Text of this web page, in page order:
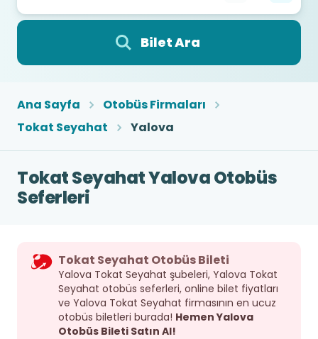
Bilet Ara
Ana Sayfa
Otobüs Firmaları
Tokat Seyahat
Yalova
Tokat Seyahat Yalova Otobüs
Seferleri
Tokat Seyahat Otobüs Bileti
Yalova Tokat Seyahat şubeleri, Yalova Tokat
Seyahat otobüs seferleri, online bilet fiyatları
ve Yalova Tokat Seyahat firmasının en ucuz
otobüs biletleri burada! Hemen Yalova
Otobüs Bileti Satın Al!